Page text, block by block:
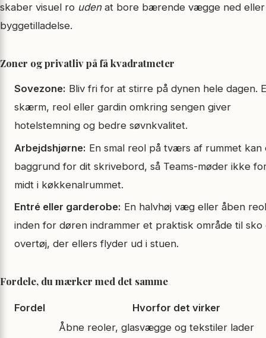
skaber visuel ro udenat bore bærende vægge ned eller
byggetilladelse.
Zoner og privatliv på få kvadratmeter
Sovezone: Bliv fri for at stirre på dynen hele dagen.
skærm, reol eller gardin omkring sengen giver
hotelstemning og bedre søvnkvalitet.
Arbejdshjørne: En smal reol på tværs af rummet kan
baggrund for dit skrivebord, så Teams-møder ikke
midt i køkkenalrummet.
Entré eller garderobe: En halvhøj væg eller åben
inden for døren indrammer et praktisk område til sko
overtøj, der ellers flyder ud i stuen.
Fordele, du mærker med det samme
Fordel Hvorfor det virker
Åbne reoler, glasvægge og tekstiler lader